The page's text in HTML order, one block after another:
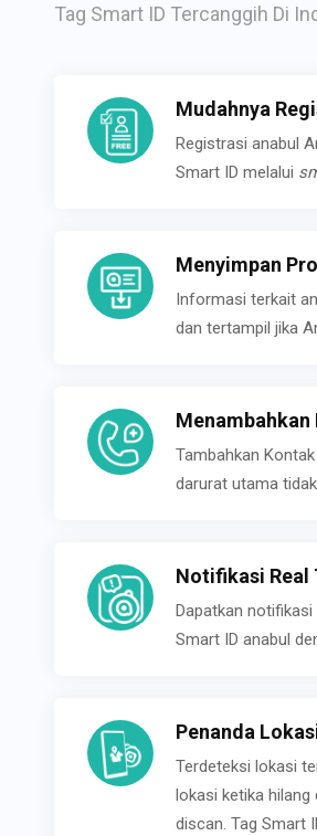
Tag Smart ID Tercanggih Di
Mudahnya
Registrasi anabul
Smart ID melalui
Menyimpan
Informasi terkait
dan tertampil jika
Tambahkan
darurat utama
Notifikasi Real
Dapatkan
Smart ID anabul
Penanda
Terdeteksi lokasi
lokasi ketika
discan. Tag Smart